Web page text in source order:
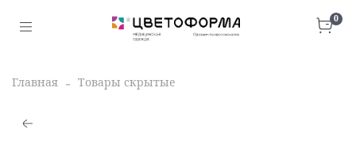
0
Главная Товары скрытые